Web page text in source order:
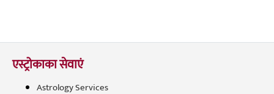
एस्ट्रोकाका सेवाएं
Astrology Services